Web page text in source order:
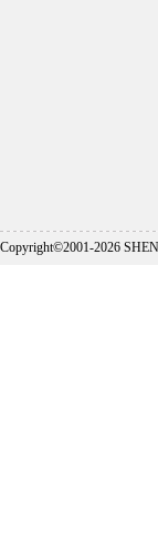
Copyright©2001-2026